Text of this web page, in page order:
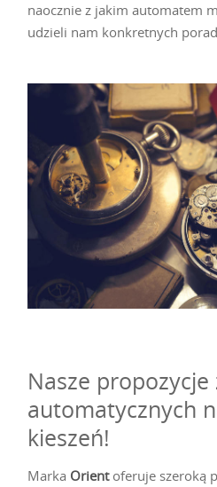
naocznie z jakim automatem
udzieli nam konkretnych
Nasze
automatycznych
kieszeń!
Marka Orientoferuje szeroką